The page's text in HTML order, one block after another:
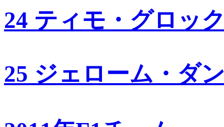
24 ティモ・グロッ
25 ジェローム・ダ